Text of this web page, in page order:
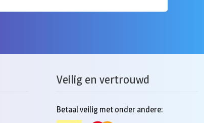
Veilig en vertrouwd
Betaal veilig met onder andere: